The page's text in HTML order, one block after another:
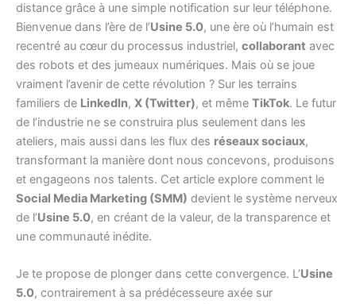
distance grâce à une simple notification sur leur téléphone.
Bienvenue dans l’ère de l’Usine 5.0, une ère où l’humain est
recentré au cœur du processus industriel, collaborant avec
des robots et des jumeaux numériques. Mais où se joue
vraiment l’avenir de cette révolution ? Sur les terrains
familiers de LinkedIn, X (Twitter), et même TikTok. Le futur
de l’industrie ne se construira plus seulement dans les
ateliers, mais aussi dans les flux des réseaux sociaux,
transformant la manière dont nous concevons, produisons
et engageons nos talents. Cet article explore comment le
Social Media Marketing (SMM) devient le système nerveux
de l’Usine 5.0, en créant de la valeur, de la transparence et
une communauté inédite.
Je te propose de plonger dans cette convergence. L’Usine
5.0, contrairement à sa prédécesseure axée sur